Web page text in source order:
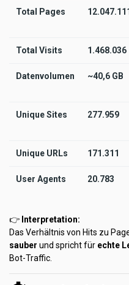
Total Pages
Total Visits 1.468.036
Datenvolumen ~40,6 GB
Unique Sites 277.959
Unique URLs 171.311
User Agents 20.783
👉 Interpretation:
Das Verhältnis von Hits zu
sauber und spricht für echte
Bot-Traffic.